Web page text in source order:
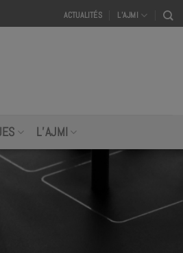
ACTUALITÉS L’AJMI
L’AJMI